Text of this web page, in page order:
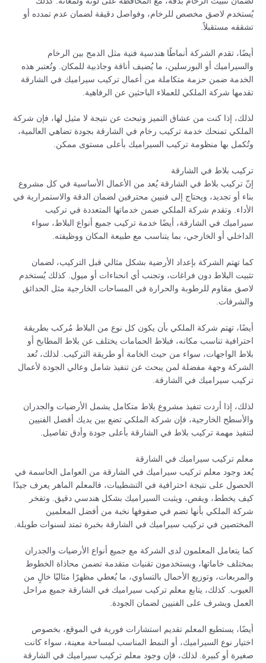
يُستخدم لاصق مخصص للرخام، وفواصل دقيقة لضمان عدم تمدده أو
تشققه مستقبلاً.
أيضًا، تقدم الشركة أنماطًا هندسية فنية مثل الدمج بين الرخام
والسيراميك أو البورسلين، ما يُضيف أناقة وجاذبية للمكان. وتُعتبر هذه
الخدمة ضمن حزمة متكاملة من أعمال تركيب سيراميك في الشارقة
تقدمها شركة الملكي للعملاء الباحثين عن الرفاهية.
لذلك، إذا كنت من عشاق التميز وتبحث عن نتيجة لا مثيل لها، فإن شركة
الملكي تمنحك خدمة تركيب رخام في الشارقة بجودة تضاهي العالمية،
وتُكمل بها منظومة تركيب السيراميك بأعلى مستوى ممكن.
تركيب بلاط في الشارقة
إنّ تركيب بلاط في الشارقة يُعد من الأعمال الأساسية في كل مشروع
بناء أو تجديد، ويحتاج إلى فنيين محترفين لضمان الدقة والاستمرارية في
الأداء. وتقدم شركة الملكي ضمن خدماتها المتعددة في تركيب
سيراميك في الشارقة، أيضًا خدمة تركيب جميع أنواع البلاط، سواء
الداخلي أو الخارجي، بما يتناسب مع طبيعة المكان ووظيفته.
كما تهتم الشركة بإعداد الأرضية بشكل مثالي قبل التركيب، لضمان
تثبيت البلاط دون فراغات، وتجنب أي انحناءات أو ميول. كذلك يُستخدم
لاصق مقاوم للرطوبة والحرارة في المساحات الخارجية مثل الحدائق
والشرفات.
أيضًا، تهتم شركة الملكي بأن يكون كل نوع من البلاط مُركب بطريقة
احترافية تناسب مكانه، فبلاط الحمامات يختلف عن بلاط المطابخ أو
بلاط الواجهات، سواء من حيث الخامة أو طريقة التركيب. لذلك، تُعد
الشركة وجهة مفضلة لمن يبحث عن تنفيذ شامل وعالي الجودة لأعمال
تركيب سيراميك في الشارقة.
لذلك، إذا أردت تنفيذ مشروع بلاط متكامل يشمل الأرضيات والجدران
والأسطح الخارجية، فإن شركة الملكي تضع بين يديك أفضل الفنيين
لتنفيذ مهمة تركيب بلاط في الشارقة بأعلى جودة وأدق تفاصيل.
معلم تركيب سيراميك في الشارقة
يُعد وجود معلم تركيب سيراميك في الشارقة من العوامل الحاسمة في
الحصول على نتيجة احترافية في التشطيبات، فالمعلم الماهر يعرف جيدًا
كيف يخطط، ويقص، ويثبت السيراميك بشكل هندسي دقيق. وتفخر
شركة الملكي بأنها تضم في صفوفها نخبة من أفضل المعلمين
المختصين في تركيب سيراميك في الشارقة بخبرة تمتد لسنوات طويلة.
كما يتعامل المعلمون لدى الشركة مع جميع أنواع الأرضيات والجدران
بمختلف خاماتها، ويستخدمون تقنيات متقدمة تضمن محاذاة الخطوط
والمربعات، وتوزيع الأحمال بالتساوي، ما يُعطي مظهرًا مثاليًا خالٍ من
العيوب. كذلك، يتابع معلم تركيب سيراميك في الشارقة جميع مراحل
العمل ويشرف على الفنيين لضمان الجودة.
أيضًا، يستطيع المعلم تقديم استشارات فورية في الموقع، بخصوص
اختيار نوع السيراميك، أو النمط المناسب لمساحة معينة، سواء كانت
صغيرة أو كبيرة. لذلك، فإن وجود معلم تركيب سيراميك في الشارقة